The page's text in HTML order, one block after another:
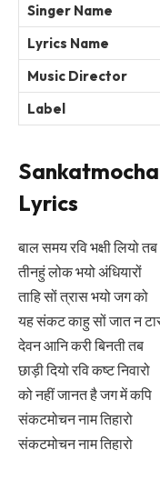
Singer Name
Lyrics Name
Music Director
Label
Lyrics
बाल समय रवि भक्षी लियो तब
तीनहुं लोक भयो अंधियारों
ताहि सों त्रास भयो जग को
यह संकट काहु सों जात न
देवन आनि करी बिनती तब
छाड़ी दियो रवि कष्ट निवारो
को नहीं जानत है जग में कपि
संकटमोचन नाम तिहारो
संकटमोचन नाम तिहारो